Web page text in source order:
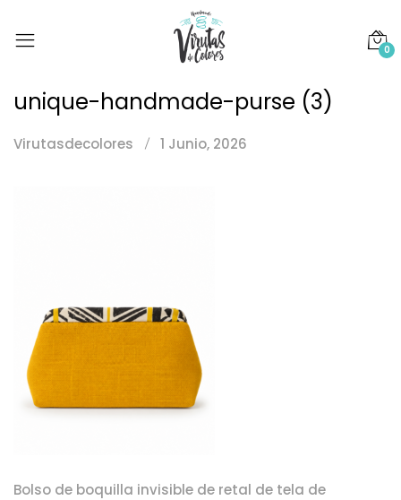
0
unique-handmade-purse (3)
Virutasdecolores 1 Junio, 2026
Bolso de boquilla invisible de retal de tela de